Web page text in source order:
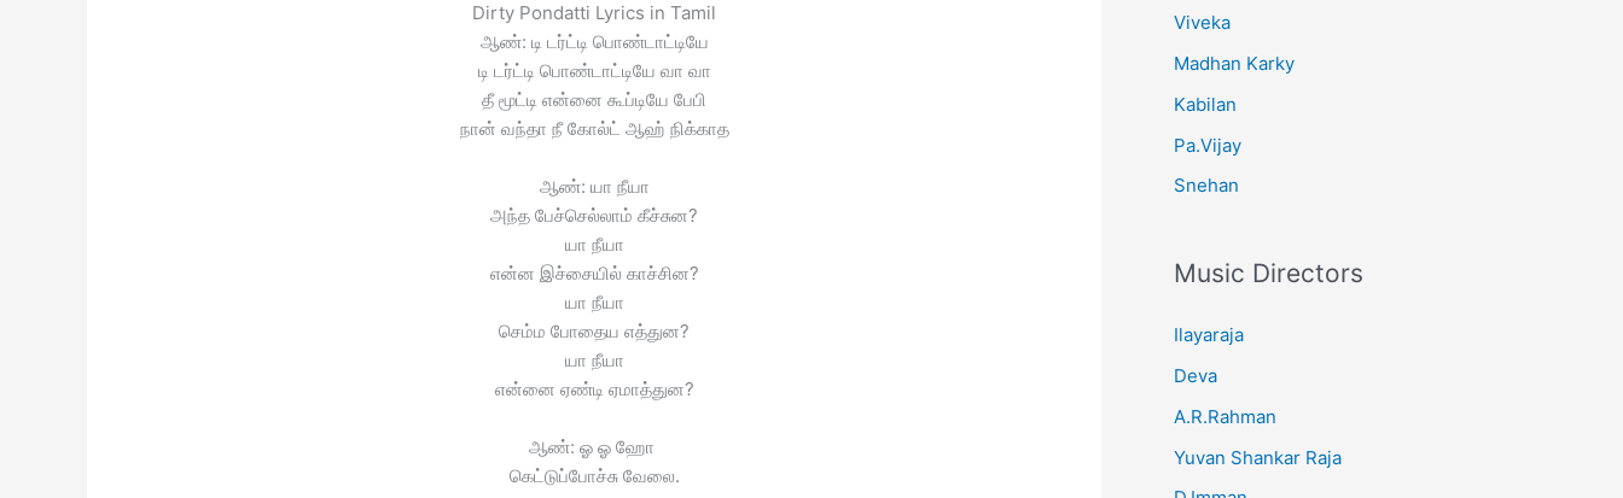
Dirty Pondatti Lyrics in Tamil
ஆண்: டி டர்ட்டி பொண்டாட்டியே
டி டர்ட்டி பொண்டாட்டியே வா வா
தீ மூட்டி என்னை கூப்டியே பேபி
நான் வந்தா நீ கோல்ட் ஆஹ் நிக்காத
ஆண்: யா நீயா
அந்த பேச்செல்லாம் கீச்சுன?
யா நீயா
என்ன இச்சையில் காச்சின?
யா நீயா
செம்ம போதைய எத்துன?
யா நீயா
என்னை ஏண்டி ஏமாத்துன?
ஆண்: ஓ ஓ ஹோ
கெட்டுப்போச்சு வேலை.
Viveka
Madhan Karky
Kabilan
Pa.Vijay
Snehan
Music Directors
Ilayaraja
Deva
A.R.Rahman
Yuvan Shankar Raja